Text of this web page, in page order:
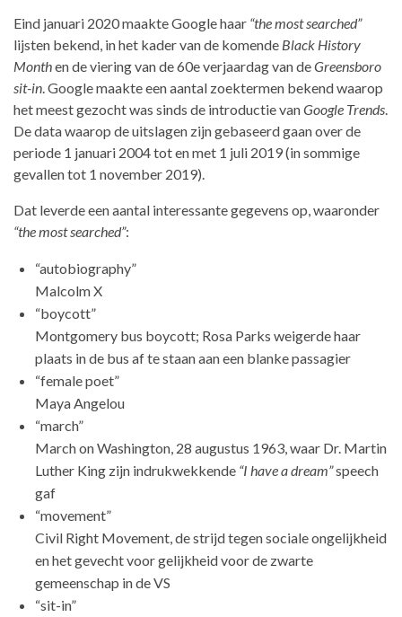
Eind januari 2020 maakte Google haar “the most searched”
lijsten bekend, in het kader van de komende Black History
Monthen de viering van de 60e verjaardag van deGreensboro
sit-in . Google maakte een aantal zoektermen bekend waarop
het meest gezocht was sinds de introductie vanGoogle Trends
De data waarop de uitslagen zijn gebaseerd gaan over de
periode 1 januari 2004 tot en met 1 juli 2019 (in sommige
gevallen tot 1 november 2019).
Dat leverde een aantal interessante gegevens op, waaronder
“the most searched”:
“autobiography”
Malcolm X
“boycott”
Montgomery bus boycott; Rosa Parks weigerde haar
plaats in de bus af te staan aan een blanke passagier
“female poet”
Maya Angelou
“march”
March on Washington, 28 augustus 1963, waar Dr. Martin
Luther King zijn indrukwekkende “I have a dream”speech
gaf
“movement”
Civil Right Movement, de strijd tegen sociale ongelijkheid
en het gevecht voor gelijkheid voor de zwarte
gemeenschap in de VS
“sit-in”